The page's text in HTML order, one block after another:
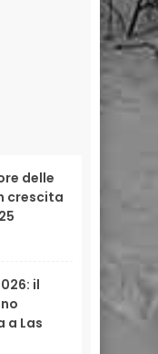
delle
crescita
il
a Las